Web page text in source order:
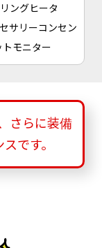
ングヒータ
サリーコンセン
モニター
さらに装備
です。